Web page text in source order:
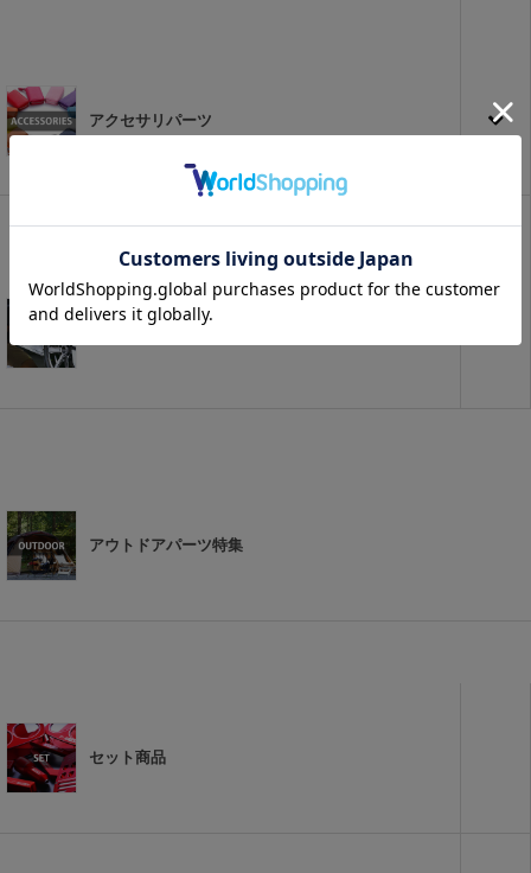
アクセサリパーツ
アウトドアパーツ特集
セット商品